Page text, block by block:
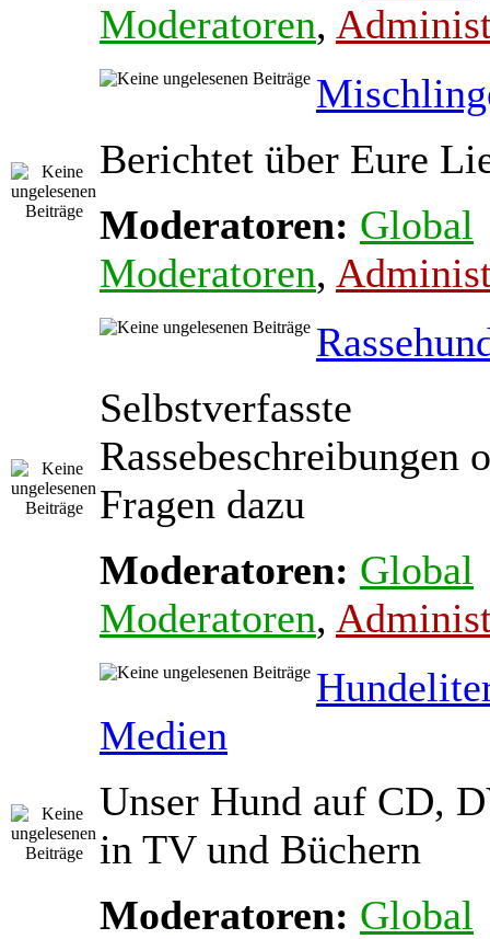
Moderatoren,
Berichtet über Eure
Moderatoren: Global
Moderatoren,
Selbstverfasste
Rassebeschreibungen
Fragen dazu
Moderatoren: Global
Moderatoren,
Medien
Unser Hund auf CD,
in TV und Büchern
Moderatoren: Global